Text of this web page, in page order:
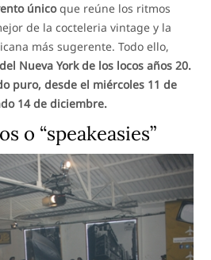
únicoque reúne los ritmos
de la cocteleria vintage y la
más sugerente. Todo ello,
Nueva York de los locos años 20.
puro, desde el miércoles 11 de
14 de diciembre.
o “speakeasies”